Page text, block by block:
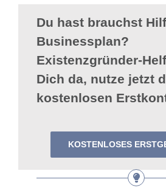
Du hast brauchst
Businessplan?
Existenzgründer-
Dich da, nutze jetzt
kostenlosen
KOSTENLOSES